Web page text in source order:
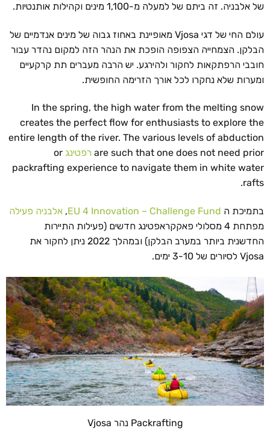
של אלבניה. זה ביתם של למעלה מ-1,100 מינים וקהילות אותנטיות.
עולם החי של דגי Vjosa מאופיינת באחוז גבוה של מינים אנדמיים של
הבלקן. הצמחייה הצפופה הופכת את הנהר הזה למקום נהדר עבור
חובבי הרפתקאות לחקור ולהירגע. יש הרבה מעברים תת קרקעיים
ומערות שלא נחקרו לכל אורך הזרימה החופשית.
In the spring, the high water from the melting snow
creates the perfect flow for enthusiasts to explore the
entire length of the river. The various levels of abduction
are such that one does not need prior רפטינג or
packrafting experience to navigate them in white water
rafts.
בתמיכת ה , אלבניה פעילה
מפתחת 4 מסלולי פאקקראפטינג חדשים (פעילות התיירות
החדשנית ביותר במערב הבלקן) ובמהלך 2022 ניתן לחקור את
Vjosa לסיורים של 3-10 ימים.
Packrafting נהר Vjosa